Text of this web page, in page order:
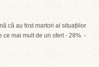
că au fost martori ai situațiilor
ce mai mult de un sfert - 28% -